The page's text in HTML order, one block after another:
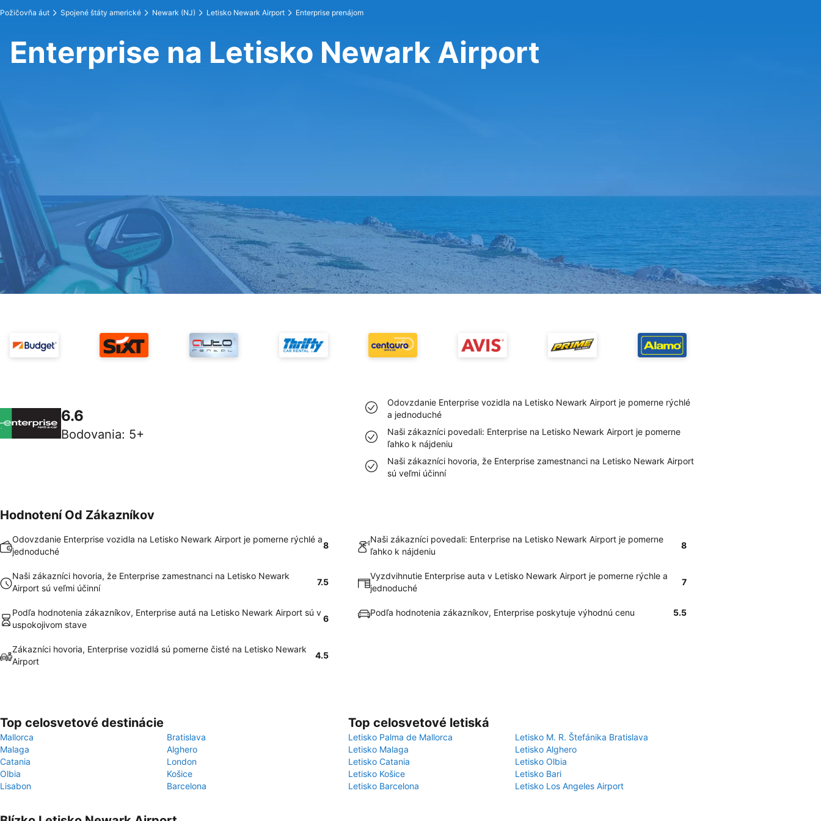
Požičovňa áut Spojené štáty americké Newark (NJ) Letisko Newark Airport Enterprise prenájom
Enterprise na Letisko Newark Airport
6.6
Bodovania: 5+
Odovzdanie Enterprise vozidla na Letisko Newark Airport je pomerne rýchlé
a jednoduché
Naši zákazníci povedali: Enterprise na Letisko Newark Airport je pomerne
ľahko k nájdeniu
Naši zákazníci hovoria, že Enterprise zamestnanci na Letisko Newark Airport
sú veľmi účinní
Hodnotení Od Zákazníkov
Odovzdanie Enterprise vozidla na Letisko Newark Airport je pomerne rýchlé a
jednoduché
8
Naši zákazníci povedali: Enterprise na Letisko Newark Airport je pomerne
ľahko k nájdeniu
8
Naši zákazníci hovoria, že Enterprise zamestnanci na Letisko Newark
Airport sú veľmi účinní
7.5
Vyzdvihnutie Enterprise auta v Letisko Newark Airport je pomerne rýchle a
jednoduché
7
Podľa hodnotenia zákazníkov, Enterprise autá na Letisko Newark Airport sú v
uspokojivom stave
6
Podľa hodnotenia zákazníkov, Enterprise poskytuje výhodnú cenu 5.5
Zákazníci hovoria, Enterprise vozidlá sú pomerne čisté na Letisko Newark
Airport
4.5
Top celosvetové destinácie
Mallorca
Bratislava
Malaga
Alghero
Catania
London
Olbia
Košice
Lisabon
Barcelona
Top celosvetové letiská
Letisko Palma de Mallorca
Letisko M. R. Štefánika Bratislava
Letisko Malaga
Letisko Alghero
Letisko Catania
Letisko Olbia
Letisko Košice
Letisko Bari
Letisko Barcelona
Letisko Los Angeles Airport